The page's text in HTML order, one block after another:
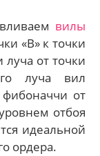
вилы
«В» к точки
от точки
луча вил
от
отбоя
идеальной
ордера.